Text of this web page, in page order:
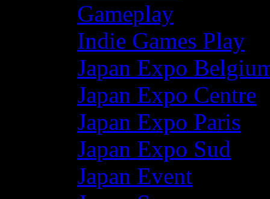
Gameplay
Indie Games Play
Japan Expo
Japan Expo Centre
Japan Expo Paris
Japan Expo Sud
Japan Event